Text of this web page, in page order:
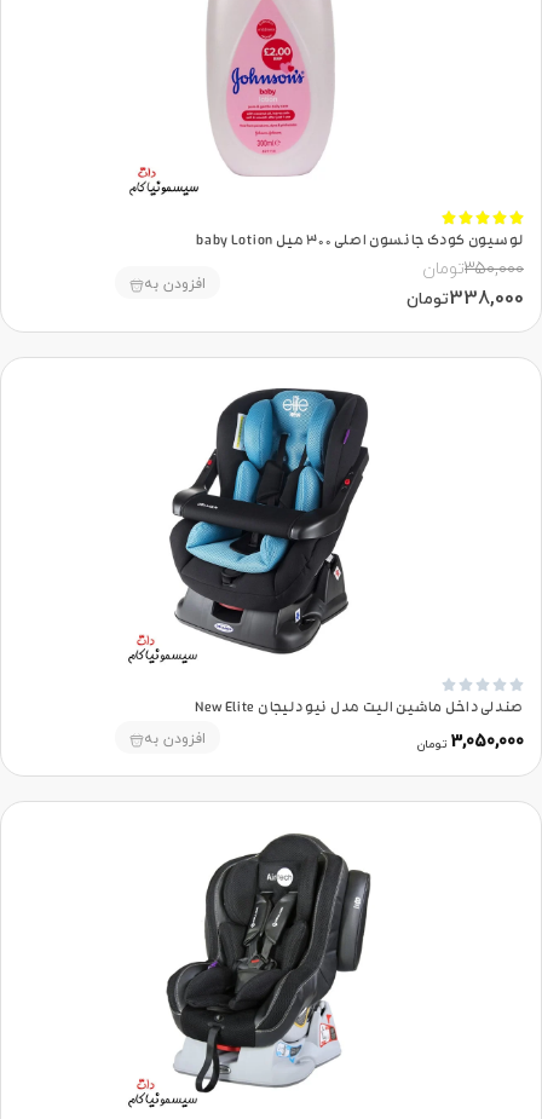





لوسیون کودک جانسون اصلی 300 میل baby Lotion
350,000تومان
338,000تومان
افزودن به





صندلی داخل ماشین الیت مدل نیو دلیجان New Elite
3,050,000 تومان افزودن به